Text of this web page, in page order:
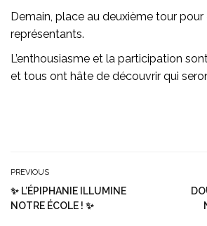
Demain, place au deuxième tour pour
représentants.
L’enthousiasme et la participation
et tous ont hâte de découvrir qui
PREVIOUS
✨ L’ÉPIPHANIE ILLUMINE
NOTRE ÉCOLE ! ✨